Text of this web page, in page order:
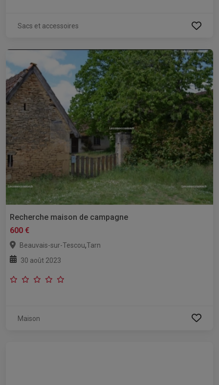
Sacs et accessoires
Recherche maison de campagne
600 €
Beauvais-sur-Tescou,Tarn
30 août 2023
Maison